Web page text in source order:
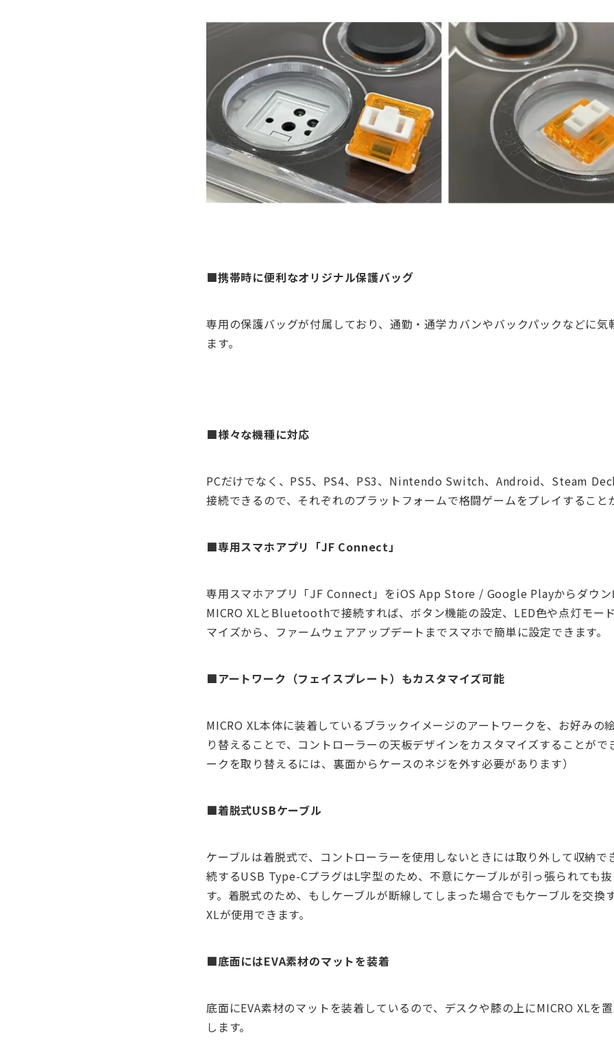
■携帯時に便利なオリジナル保護バッグ
専用の保護バッグが付属しており、通勤・通学カバンやバックパックなどに気
ます。
■様々な機種に対応
PCだけでなく、PS5、PS4、PS3、Nintendo Switch、Android、Steam
接続できるので、それぞれのプラットフォームで格闘ゲームをプレイすること
■専用スマホアプリ「JF Connect」
専用スマホアプリ「JF Connect」をiOS App Store / Google Playからダウン
MICRO XLとBluetoothで接続すれば、ボタン機能の設定、LED色や点灯モー
マイズから、ファームウェアアップデートまでスマホで簡単に設定できます。
■アートワーク（フェイスプレート）もカスタマイズ可能
MICRO XL本体に装着しているブラックイメージのアートワークを、お好みの
り替えることで、コントローラーの天板デザインをカスタマイズすることがで
ークを取り替えるには、裏面からケースのネジを外す必要があります）
■着脱式USBケーブル
ケーブルは着脱式で、コントローラーを使用しないときには取り外して収納で
続するUSB Type-CプラグはL字型のため、不意にケーブルが引っ張られても
す。着脱式のため、もしケーブルが断線してしまった場合でもケーブルを交換
XLが使用できます。
■底面にはEVA素材のマットを装着
底面にEVA素材のマットを装着しているので、デスクや膝の上にMICRO XLを
します。